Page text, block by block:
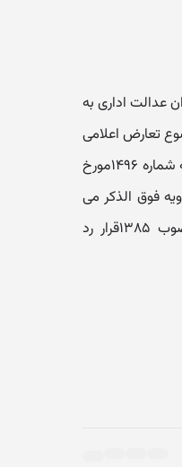
عدالت اداری به
تعارض اعلامی
قبلاً هیأت عمومی دیوان عدالت اداری مبادرت به رسیدگی صدور و رأی وحدت رویه شماره ۱۴۹۶مورخ
فوق الذکر می
باشد. بنابه مراتب با توجه به ملاک ماده ۳۹ قانون دیوان عدالت اداری مصوب ۱۳۸۵قرار رد